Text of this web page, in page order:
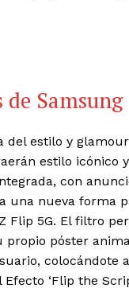
Samsung
estilo y
estilo icónico
con
una nueva forma
Flip 5G. El filtro
póster
‘Flip the